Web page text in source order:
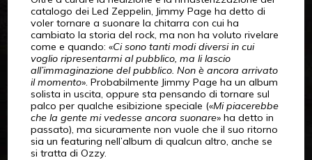
catalogo dei Led Zeppelin, Jimmy Page ha detto di
voler tornare a suonare la chitarra con cui ha
cambiato la storia del rock, ma non ha voluto rivelare
come e quando: «Ci sono tanti modi diversi in cui
voglio ripresentarmi al pubblico, ma li lascio
all’immaginazione del pubblico. Non è ancora arrivato
il momento». Probabilmente Jimmy Page ha un album
solista in uscita, oppure sta pensando di tornare sul
palco per qualche esibizione speciale («Mi piacerebbe
che la gente mi vedesse ancora suonare» ha detto in
passato), ma sicuramente non vuole che il suo ritorno
sia un featuring nell’album di qualcun altro, anche se
si tratta di Ozzy.